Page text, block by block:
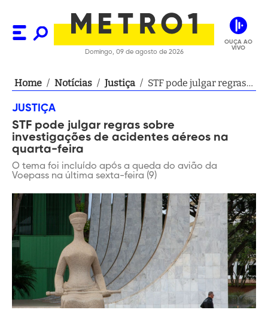
Domingo, 09 de agosto de 2026
OUÇA AO
VIVO
Home / Notícias / Justiça / STF pode julgar regras
quarta-feira
JUSTIÇA
STF pode julgar regras sobre
investigações de acidentes aéreos na
quarta-feira
O tema foi incluído após a queda do avião da
Voepass na última sexta-feira (9)